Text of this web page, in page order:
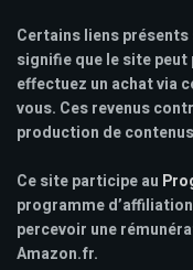
Certains liens
signifie que le site
effectuez un achat via
vous. Ces revenus
production de
Ce site participe au
programme
percevoir une
Amazon.fr.